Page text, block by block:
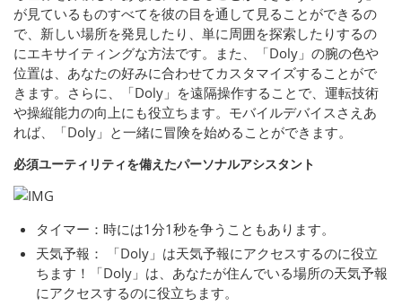
が見ているものすべてを彼の目を通して見ることができるの
で、新しい場所を発見したり、単に周囲を探索したりするの
にエキサイティングな方法です。また、「Doly」の腕の色や
位置は、あなたの好みに合わせてカスタマイズすることがで
きます。さらに、「Doly」を遠隔操作することで、運転技術
や操縦能力の向上にも役立ちます。モバイルデバイスさえあ
れば、「Doly」と一緒に冒険を始めることができます。
必須ユーティリティを備えたパーソナルアシスタント
タイマー：時には1分1秒を争うこともあります。
天気予報： 「Doly」は天気予報にアクセスするのに役立
ちます！「Doly」は、あなたが住んでいる場所の天気予報
にアクセスするのに役立ちます。